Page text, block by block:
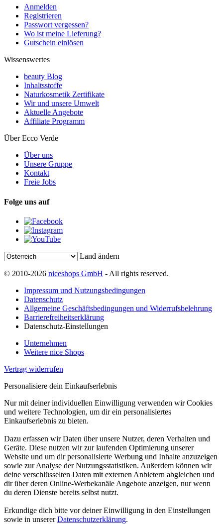
Anmelden
Registrieren
Passwort vergessen?
Wo ist meine Lieferung?
Gutschein einlösen
Wissenswertes
beauty Blog
Inhaltsstoffe
Naturkosmetik Zertifikate
Wir und unsere Umwelt
Aktuelle Angebote
Affiliate Programm
Über Ecco Verde
Über uns
Unsere Gruppe
Kontakt
Freie Jobs
Folge uns auf
Land ändern
© 2010-2026 niceshops GmbH - All rights reserved.
Impressum und Nutzungsbedingungen
Datenschutz
Allgemeine Geschäftsbedingungen und Widerrufsbelehrung
Barrierefreiheitserklärung
Datenschutz-Einstellungen
Unternehmen
Weitere nice Shops
Vertrag widerrufen
Personalisiere dein Einkaufserlebnis
Nur mit deiner individuellen Einwilligung verwenden wir Cookies
und weitere Technologien, um dir ein personalisiertes
Einkaufserlebnis zu bieten.
Dazu erfassen wir Daten über unsere Nutzer, deren Verhalten und
Geräte. Diese nutzen wir zur laufenden Optimierung unserer
Website und um dir personalisierte Werbung und Inhalte anzuzeigen
sowie zur Analyse der Nutzungsstatistiken. Außerdem können wir
deine verschlüsselten Daten mit externen Anbietern abgleichen und
dir über deren Online-Werbekanäle Angebote anzeigen, nur wenn
du deren Dienste bereits selbst nutzt.
Erkundige dich bitte vor deiner Einwilligung in den Einstellungen
sowie in unsererDatenschutzerklärung.